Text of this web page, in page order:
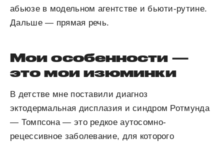
абьюзе в модельном агентстве и бьюти-рутине.
Дальше — прямая речь.
Мои особенности —
это мои изюминки
В детстве мне поставили диагноз
эктодермальная дисплазия и синдром Ротмунда
— Томпсона — это редкое аутосомно-
рецессивное заболевание, для которого